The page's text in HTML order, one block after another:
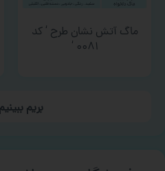
ماگ آتش نشان طرح ‘ کد
۰۰۸۱ ‘
بریم ببینیم